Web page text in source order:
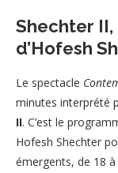
Shechter
d’Hofesh
Le spectacle
minutes interprété
II. C’est le
Hofesh Shechter
émergents, de 18